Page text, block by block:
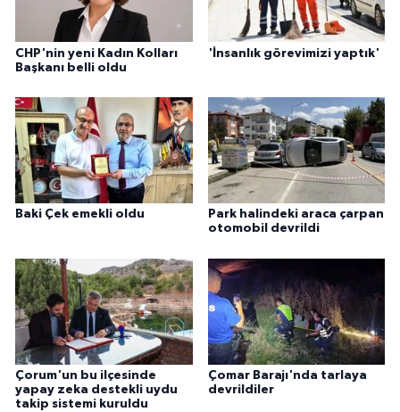
CHP'nin yeni Kadın Kolları
Başkanı belli oldu
'İnsanlık görevimizi yaptık'
Baki Çek emekli oldu
Park halindeki araca çarpan
otomobil devrildi
Çorum'un bu ilçesinde
yapay zeka destekli uydu
takip sistemi kuruldu
Çomar Barajı'nda tarlaya
devrildiler